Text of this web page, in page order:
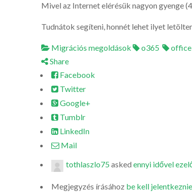
Mivel az Internet elérésük nagyon gyenge
Tudnátok segíteni, honnét lehet ilyet
Migrációs megoldások o365
Share
Facebook
Twitter
Google+
Tumblr
LinkedIn
Mail
tothlaszlo75 asked ennyi idővel
Megjegyzés írásához be kell jelentkeznie